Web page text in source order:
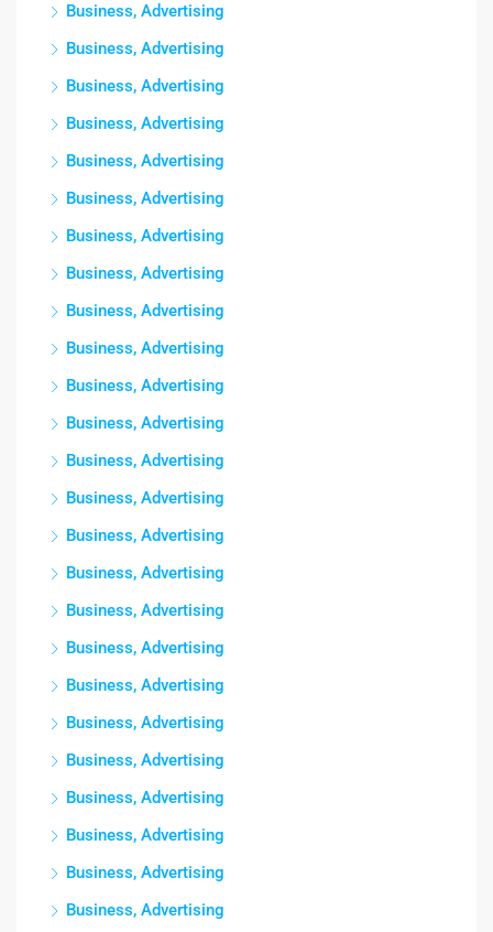
Business, Advertising
Business, Advertising
Business, Advertising
Business, Advertising
Business, Advertising
Business, Advertising
Business, Advertising
Business, Advertising
Business, Advertising
Business, Advertising
Business, Advertising
Business, Advertising
Business, Advertising
Business, Advertising
Business, Advertising
Business, Advertising
Business, Advertising
Business, Advertising
Business, Advertising
Business, Advertising
Business, Advertising
Business, Advertising
Business, Advertising
Business, Advertising
Business, Advertising